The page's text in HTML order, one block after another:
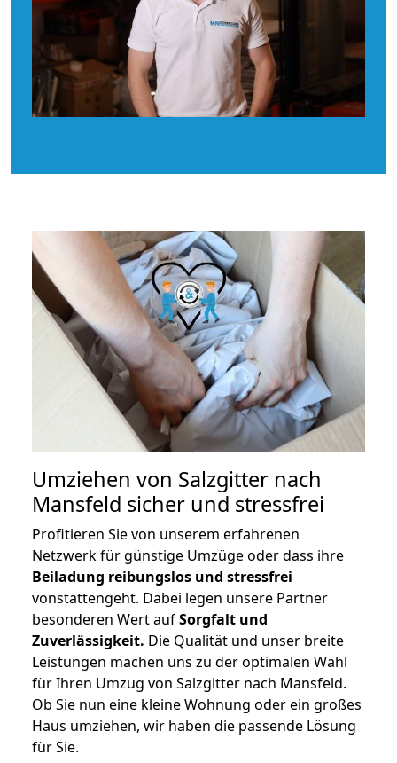
Umziehen von Salzgitter nach
Mansfeld sicher und stressfrei
Profitieren Sie von unserem erfahrenen
Netzwerk für günstige Umzüge oder dass ihre
Beiladung reibungslos und stressfrei
vonstattengeht. Dabei legen unsere Partner
besonderen Wert aufSorgfalt und
Zuverlässigkeit. Die Qualität und unser breite
Leistungen machen uns zu der optimalen Wahl
für Ihren Umzug von Salzgitter nach Mansfeld.
Ob Sie nun eine kleine Wohnung oder ein großes
Haus umziehen, wir haben die passende Lösung
für Sie.